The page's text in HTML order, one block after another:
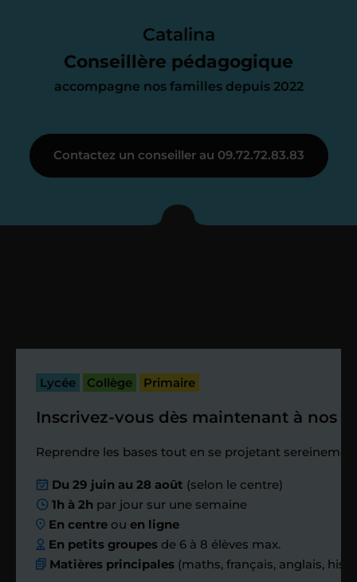
Catalina
Conseillère pédagogique
accompagne nos familles depuis 2022
parfait. À partir de maintenant nous
nous occupons de tout.
Je vous présente votre
enseignant sous 72
passé.
Étape 4
Nous planifions
ensemble des
échanges réguliers
Contactez un conseiller au 09.72.72.83.83
Lycée Collège Primaire
Inscrivez-vous dès maintenant à nos
Reprendre les bases tout en se projetant
Du 29 juin au 28 août (selon le centre)
1h à 2h par jour sur une semaine
En centre ouen ligne
En petits groupes de 6 à 8 élèves max.
Matières principales (maths, français, anglais,